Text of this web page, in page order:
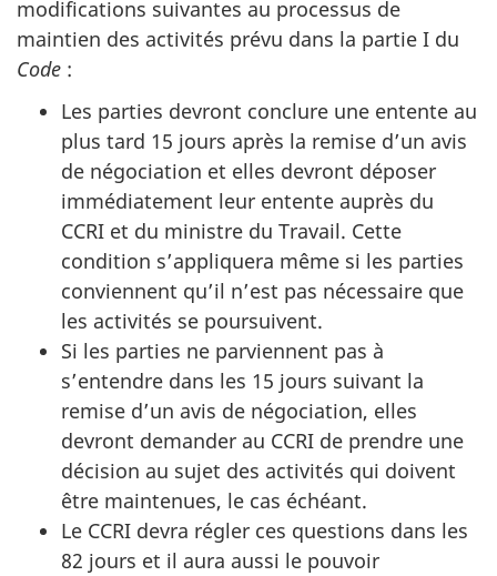
modifications suivantes au processus de
maintien des activités prévu dans la partie I du
Code :
Les parties devront conclure une entente au
plus tard 15 jours après la remise d’un avis
de négociation et elles devront déposer
immédiatement leur entente auprès du
CCRI et du ministre du Travail. Cette
condition s’appliquera même si les parties
conviennent qu’il n’est pas nécessaire que
les activités se poursuivent.
Si les parties ne parviennent pas à
s’entendre dans les 15 jours suivant la
remise d’un avis de négociation, elles
devront demander au CCRI de prendre une
décision au sujet des activités qui doivent
être maintenues, le cas échéant.
Le CCRI devra régler ces questions dans les
82 jours et il aura aussi le pouvoir